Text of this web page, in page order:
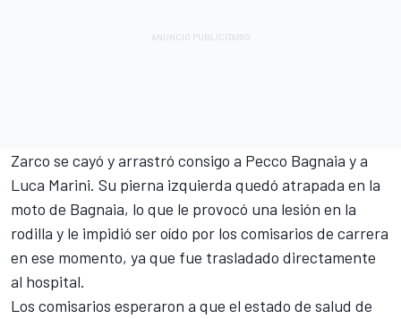
Zarco se cayó y arrastró consigo a Pecco Bagnaia y a
Luca Marini. Su pierna izquierda quedó atrapada en la
moto de Bagnaia, lo que le provocó una lesión en la
rodilla y le impidió ser oído por los comisarios de carrera
en ese momento, ya que fue trasladado directamente
al hospital.
Los comisarios esperaron a que el estado de salud de